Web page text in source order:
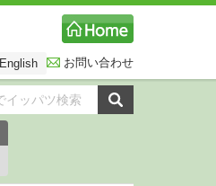
English お問い合わせ